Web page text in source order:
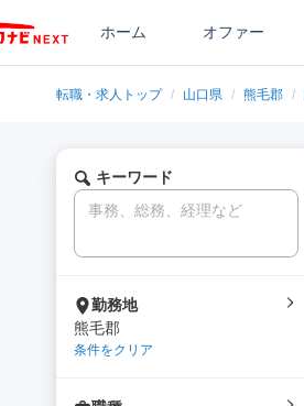
ホーム オファー
転職・求人トップ / 山口県 / 熊毛郡 /
キーワード
勤務地
熊毛郡
条件をクリア